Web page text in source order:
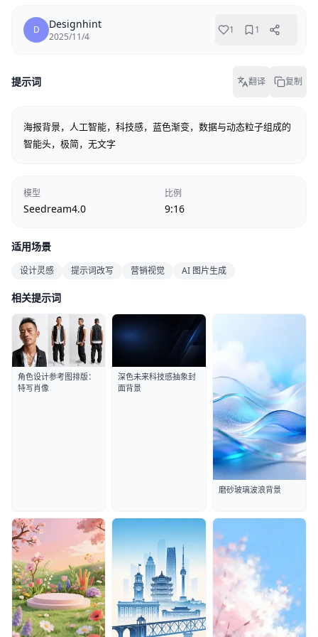
D Designhint
2025/11/4
1 1
提示词 翻译 复制
海报背景，人工智能，科技感，蓝色渐变，数据与动态粒子组成的
智能头，极简，无文字
模型
Seedream4.0
比例
9:16
适用场景
设计灵感 提示词改写 营销视觉 AI 图片生成
相关提示词
角色设计参考图排版：
特写肖像
深色未来科技感抽象封
面背景
磨砂玻璃波浪背景